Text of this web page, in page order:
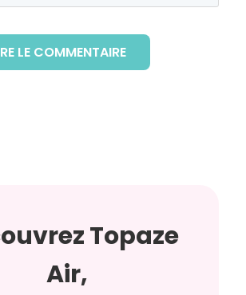
LE COMMENTAIRE
Topaze
Air,